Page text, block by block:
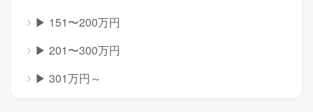
▶ 151〜200万円
▶ 201〜300万円
▶ 301万円～